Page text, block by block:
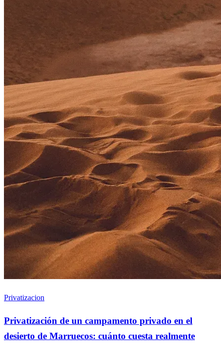
Privatizacion
Privatización de un campamento privado en el
desierto de Marruecos: cuánto cuesta realmente